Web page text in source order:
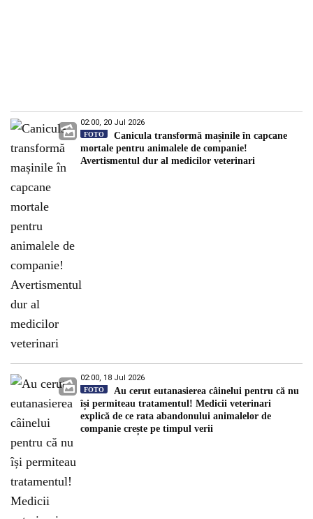
02:00, 20 Jul 2026
FOTO
Canicula transformă mașinile în capcane
mortale pentru animalele de companie!
Avertismentul dur al medicilor veterinari
02:00, 18 Jul 2026
FOTO
Au cerut eutanasierea câinelui pentru că nu
își permiteau tratamentul! Medicii veterinari
explică de ce rata abandonului animalelor de
companie crește pe timpul verii